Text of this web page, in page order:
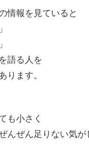
情報を見ていると
語る人を
ります。
も小さく
んぜん足りない気が